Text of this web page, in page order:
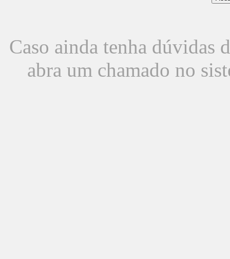
Caso ainda tenha dúvidas
abra um chamado no